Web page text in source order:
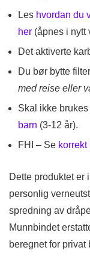
Les hvordan du
her (åpnes i nytt
Det aktiverte
Du bør bytte
med reise eller
Skal ikke
barn (3-12 år).
FHI – Se
Dette produktet er
personlig
spredning av
Munnbindet
beregnet for privat